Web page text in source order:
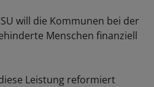
will die Kommunen bei der
Menschen finanziell
Leistung reformiert